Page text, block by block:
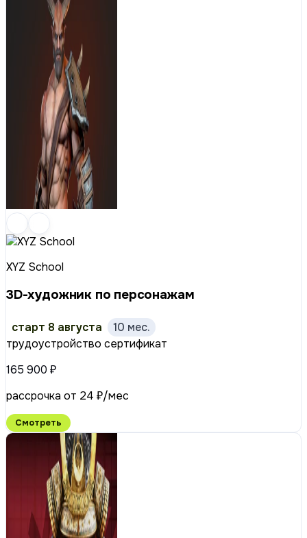
XYZ School
3D-художник по персонажам
старт 8 августа
10 мес.
трудоустройство сертификат
165 900 ₽
рассрочка от 24 ₽/мес
Смотреть